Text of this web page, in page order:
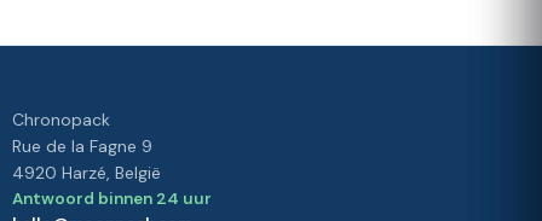
Chronopack
Rue de la Fagne 9
4920 Harzé, België
Antwoord binnen 24 uur